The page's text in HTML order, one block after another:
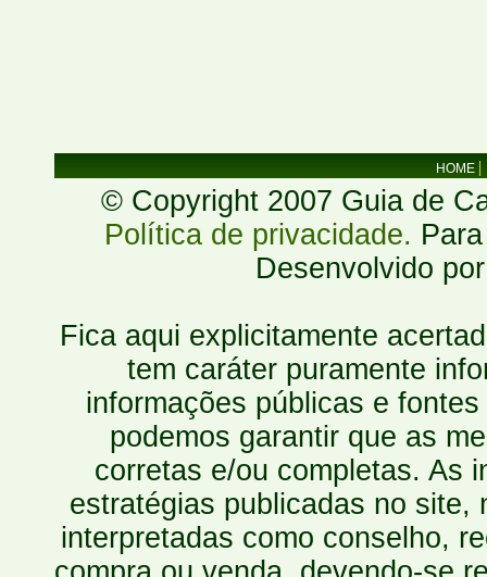
HOME
© Copyright 2007 Guia de
Política de privacidade.
Desenvolvido
Fica aqui explicitamente
tem caráter puramente
informações públicas e
podemos garantir que as
corretas e/ou completas. As
estratégias publicadas no site,
interpretadas como conselho,